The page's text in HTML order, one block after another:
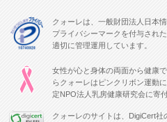
クォーレは、一般財団法人日本
プライバシーマークを付与され
適切に管理運用しています。
女性が心と身体の両面から健康
らクォーレはピンクリボン運動
定NPO法人乳房健康研究会に寄
クォーレのサイトは、DigiCert社